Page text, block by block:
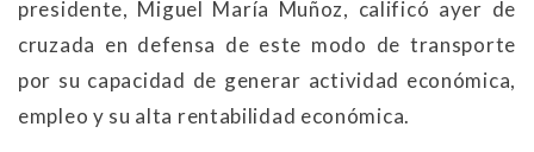
presidente, Miguel María Muñoz, calificó ayer de
cruzada en defensa de este modo de transporte
por su capacidad de generar actividad económica,
empleo y su alta rentabilidad económica.